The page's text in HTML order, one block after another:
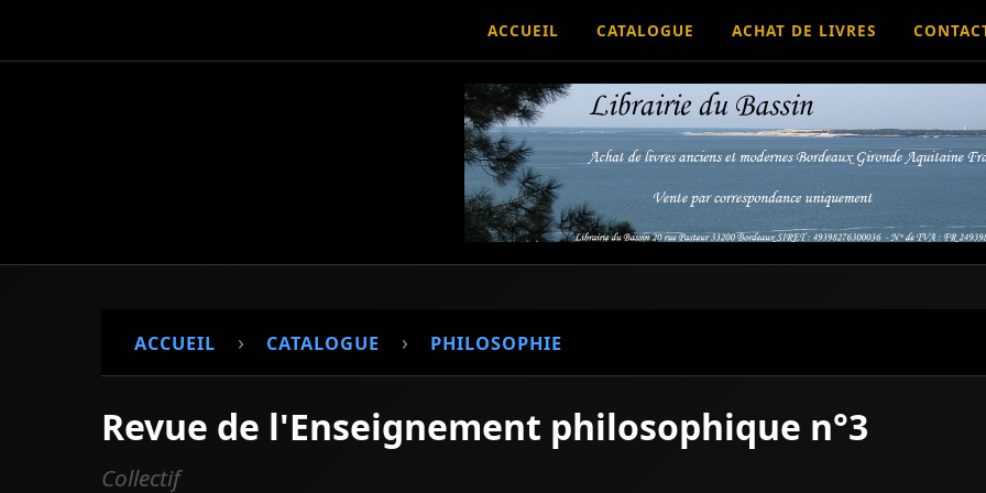
ACCUEIL CATALOGUE ACHAT DE LIVRES
ACCUEIL › CATALOGUE › PHILOSOPHIE
Revue de l'Enseignement philosophique n°3
Collectif